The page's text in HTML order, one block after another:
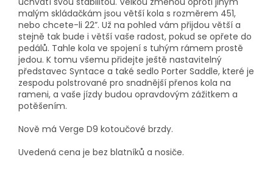
malým skládačkám jsou větší kola s rozměrem 451,
nebo chcete-li 22”. Už na pohled vám přijdou větší a
stejně tak bude i větší vaše radost, pokud se opřete do
pedálů. Tahle kola ve spojení s tuhým rámem prostě
jedou. K tomu všemu přidejte ještě nastavitelný
představec Syntace a také sedlo Porter Saddle, které je
zespodu polstrované pro snadnější přenos kola na
rameni, a vaše jízdy budou opravdovým zážitkem a
potěšením.
Nově má Verge D9 kotoučové brzdy.
Uvedená cena je bez blatníků a nosiče.